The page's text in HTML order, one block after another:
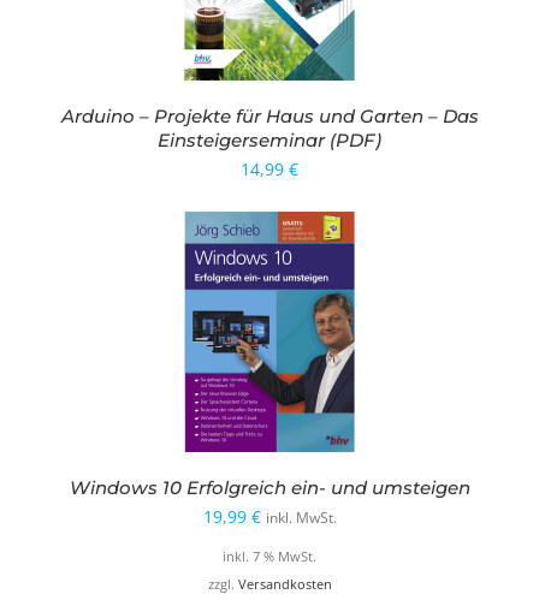
Arduino – Projekte für Haus und Garten – Das
Einsteigerseminar (PDF)
14,99 €
Windows 10 Erfolgreich ein- und umsteigen
19,99 € inkl. MwSt.
inkl. 7 % MwSt.
zzgl. Versandkosten